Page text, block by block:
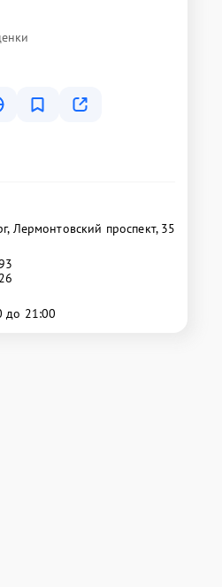
Лермонтовский проспект, 35
до 21:00